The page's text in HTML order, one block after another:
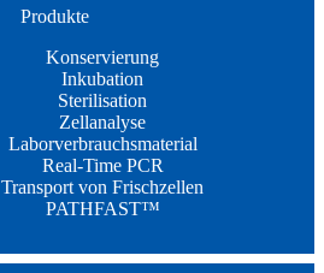
Produkte
Konservierung
Inkubation
Sterilisation
Zellanalyse
Laborverbrauchsmaterial
Real-Time PCR
Transport von Frischzellen
PATHFAST™